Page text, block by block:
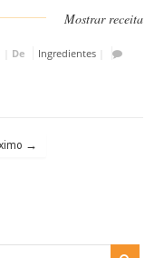
Mostrar receita
De Ingredientes|
→